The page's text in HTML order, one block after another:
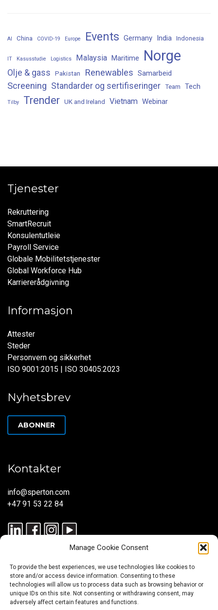
Manage Cookie Consent
To provide the best experiences, we use technologies like cookies to
store and/or access device information. Consenting to these
technologies will allow us to process data such as browsing behavior or
unique IDs on this site. Not consenting or withdrawing consent, may
adversely affect certain features and functions.
AI China COVID-19 Europe Events Germany India Indonesia
IT Kasusstudie Logistics Malaysia Maritime Norge
Olje & gass Pakistan Renewables Samarbeid
Screening Standarder og sertifiseringer Team Tech
Tilby Trender UK and Ireland Vietnam Webinar
Tjenester
Rekruttering
SmartRecruit
Konsulentutleie
Payroll Service
Globale Mobilitetstjenester
Global Workforce Hub
Karriererådgivning
Informasjon
Attester
Steder
Personvern og sikkerhet
ISO 9001:2015 | ISO 30405:2023
Nyhetsbrev
ABONNER
Kontakter
info@sperton.com
+47 91 53 22 84
© 2025 SPERTON — ALLE RETTIGHETER RESERVERT. ISO